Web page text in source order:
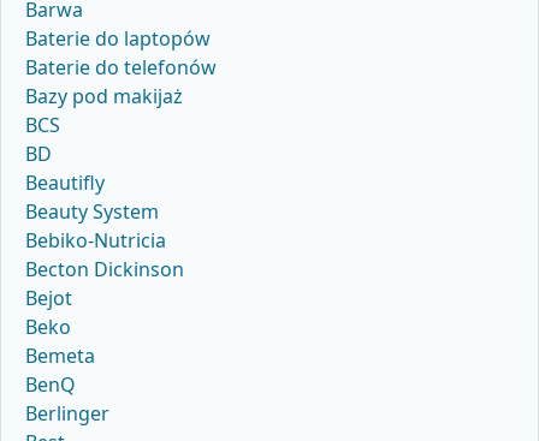
Barwa
Baterie do laptopów
Baterie do telefonów
Bazy pod makijaż
BCS
BD
Beautifly
Beauty System
Bebiko-Nutricia
Becton Dickinson
Bejot
Beko
Bemeta
BenQ
Berlinger